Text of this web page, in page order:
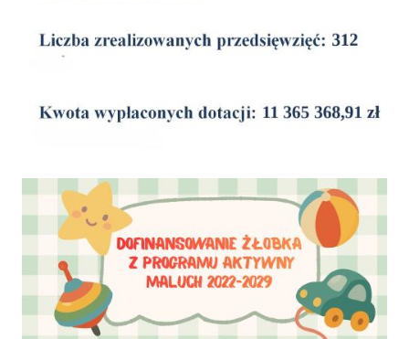
Dofinansowanie Żłobka Aktywny Maluch